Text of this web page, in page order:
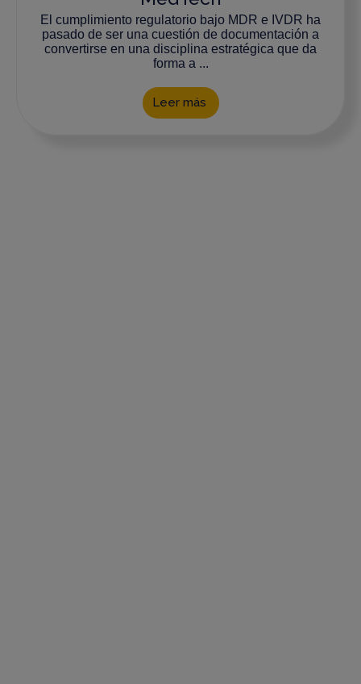
El cumplimiento regulatorio bajo MDR e IVDR ha
pasado de ser una cuestión de documentación a
convertirse en una disciplina estratégica que da
forma a ...
Leer más